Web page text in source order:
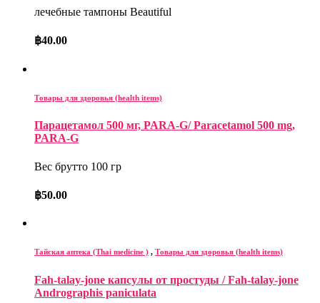
лечебные тампоны Beautiful
฿40.00
Товары для здоровья (health items)
Парацетамол 500 мг, PARA-G/ Paracetamol 500 mg,
PARA-G
Вес брутто 100 гр
฿50.00
Тайская аптека (Thai medicine ) , Товары для здоровья (health items)
Fah-talay-jone капсулы от простуды / Fah-talay-jone
Andrographis paniculata